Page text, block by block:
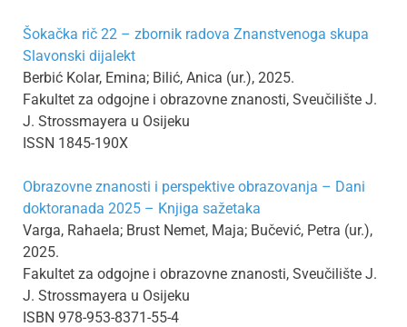
Šokačka rič 22 – zbornik radova Znanstvenoga skupa
Slavonski dijalekt
Berbić Kolar, Emina; Bilić, Anica (ur.), 2025.
Fakultet za odgojne i obrazovne znanosti, Sveučilište J.
J. Strossmayera u Osijeku
ISSN 1845-190X
Obrazovne znanosti i perspektive obrazovanja – Dani
doktoranada 2025 – Knjiga sažetaka
Varga, Rahaela; Brust Nemet, Maja; Bučević, Petra (ur.),
2025.
Fakultet za odgojne i obrazovne znanosti, Sveučilište J.
J. Strossmayera u Osijeku
ISBN 978-953-8371-55-4